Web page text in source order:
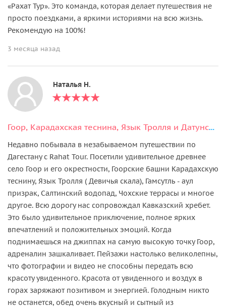
«Рахат Тур». Это команда, которая делает путешествия не
просто поездками, а яркими историями на всю жизнь.
Рекомендую на 100%!
3 месяца назад
Наталья Н.
Гоор, Карадахская теснина, Язык Тролля и Датунский Храм
Недавно побывала в незабываемом путешествии по
Дагестану с Rahat Tour. Посетили удивительное древнее
село Гоор и его окрестности, Гоорские башни Карадахскую
теснину, Язык Тролля ( Девичья скала), Гамсутль - аул
призрак, Салтинский водопад, Чохские террасы и многое
другое. Всю дорогу нас сопровождал Кавказский хребет.
Это было удивительное приключение, полное ярких
впечатлений и положительных эмоций. Когда
поднимаешься на джиппах на самую высокую точку Гоор,
адреналин зашкаливает. Пейзажи настолько великолепны,
что фотографии и видео не способны передать всю
красоту увиденного. Красота от увиденного и воздух в
горах заряжают позитивом и энергией. Голодным никто
не останется, обед очень вкусный и сытный из